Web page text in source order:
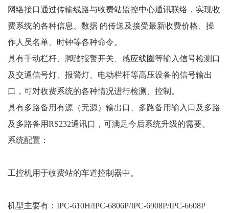
网络接口通过传输线路与收费站监控中心通讯联络，实现收
费系统的各种信息、数据 的传送及接受最新收费价格、操
作人员名单、时钟等各种命令。
具有手动栏杆、脚踏报警开关、感应线圈等输入信号检测口
及交通信号灯、报警灯、电动栏杆等高压设备的信号输出
口，可对收费系统的各种情况进行检测、控制。
具有多路备用有源（无源）输出口、多路备用输入口及多路
及多路备用RS232通讯口，可满足今后系统升级的需要。
系统配置：
工控机用于收费站的车道控制器中。
机型主要有：IPC-610H/IPC-6806P/IPC-6908P/IPC-6608P